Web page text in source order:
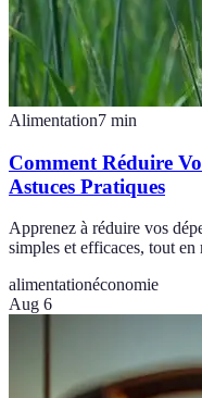
Alimentation7 min
Comment Réduire
Astuces Pratiques
Apprenez à réduire vos
simples et efficaces, tout
alimentationéconomie
Aug 6